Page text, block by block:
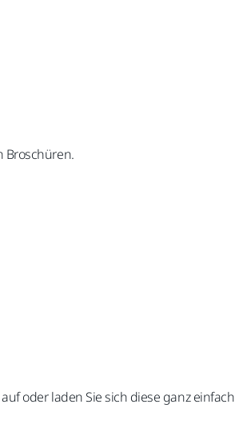
Broschüren.
oder laden Sie sich diese ganz einfach